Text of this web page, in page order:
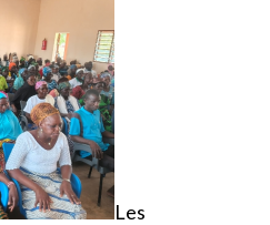
Les